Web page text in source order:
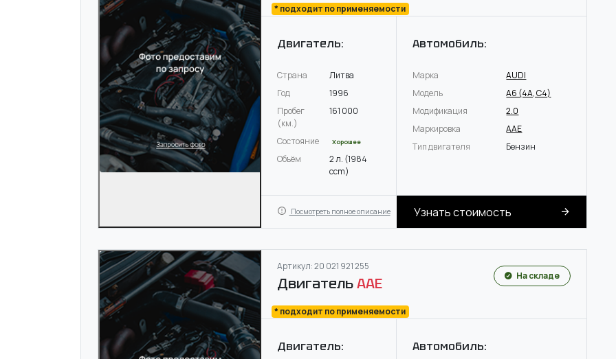
* подходит по применяемости
Двигатель:
Страна
Литва
Год
1996
Пробег
(км.)
161 000
Состояние Хорошее
Объём
2 л. (1984
ccm)
Автомобиль:
Марка
AUDI
Модель
A6 (4A, C4)
Модификация
2.0
Маркировка
AAE
Тип двигателя
Бензин
Посмотреть полное описание Узнать стоимость
Артикул: 20 021 921 255
ДвигательAAE
* подходит по применяемости
На складе
Двигатель: Автомобиль: